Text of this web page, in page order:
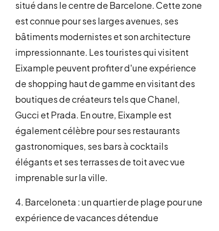
situé dans le centre de Barcelone. Cette zone
est connue pour ses larges avenues, ses
bâtiments modernistes et son architecture
impressionnante. Les touristes qui visitent
Eixample peuvent profiter d'une expérience
de shopping haut de gamme en visitant des
boutiques de créateurs tels que Chanel,
Gucci et Prada. En outre, Eixample est
également célèbre pour ses restaurants
gastronomiques, ses bars à cocktails
élégants et ses terrasses de toit avec vue
imprenable sur la ville.
4. Barceloneta : un quartier de plage pour une
expérience de vacances détendue